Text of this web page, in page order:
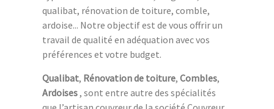
qualibat, rénovation de toiture, comble,
ardoise... Notre objectif est de vous offrir un
travail de qualité en adéquation avec vos
préférences et votre budget.
Qualibat, Rénovation de toiture, Combles,
Ardoises , sont entre autre des spécialités